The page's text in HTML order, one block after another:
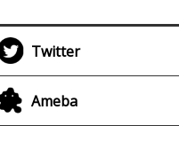
Twitter
Ameba